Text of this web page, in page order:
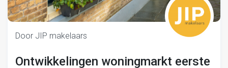
Door JIP makelaars
Ontwikkelingen woningmarkt eerste